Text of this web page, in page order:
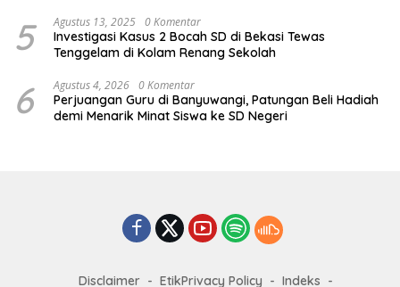
5 Agustus 13, 2025 0 Komentar
Investigasi Kasus 2 Bocah SD di Bekasi Tewas
Tenggelam di Kolam Renang Sekolah
6 Agustus 4, 2026 0 Komentar
Perjuangan Guru di Banyuwangi, Patungan Beli Hadiah
demi Menarik Minat Siswa ke SD Negeri
Disclaimer EtikPrivacy Policy Indeks